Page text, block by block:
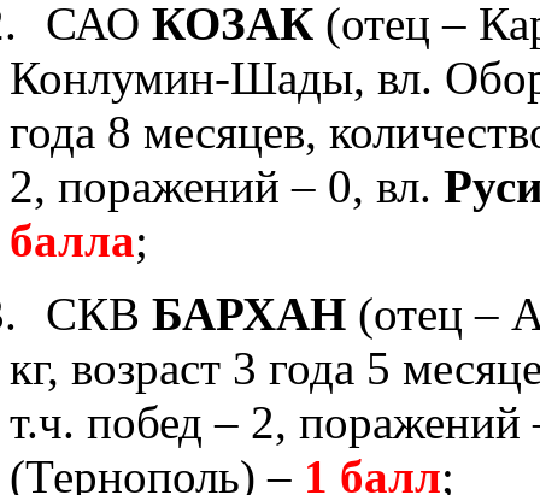
САО КОЗАК (отец –
Конлумин-Шады, вл.
года 8 месяцев,
2, поражений – 0, вл.
балла;
СКВ БАРХАН (отец –
кг, возраст 3 года 5
т.ч. побед – 2,
(Тернополь)– 1 балл;